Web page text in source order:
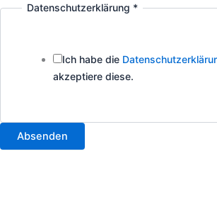
Ich
Datenschutzerklärung *
Ich habe die
akzeptiere diese.
Absenden